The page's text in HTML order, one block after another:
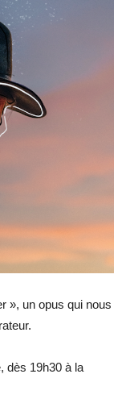
», un opus qui nous
dès 19h30 à la